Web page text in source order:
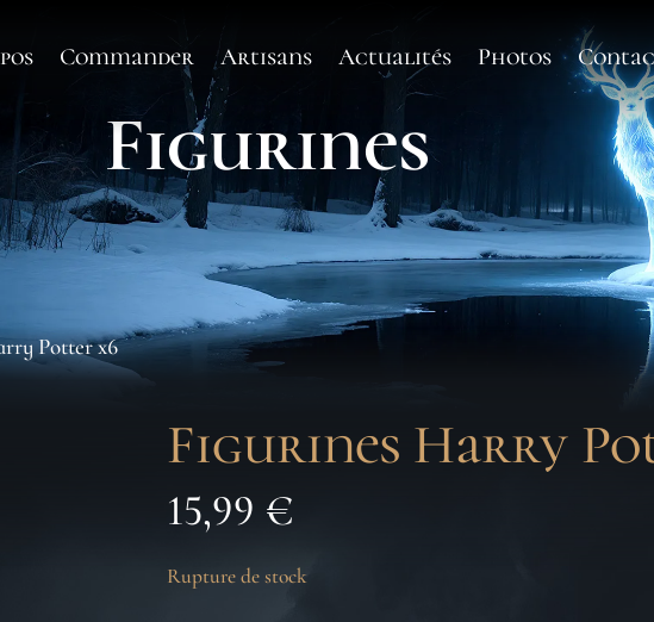
Commander Artisans Actualités Photos
Figurines
Potter x6
Figurines Harry
15,99 €
Rupture de stock